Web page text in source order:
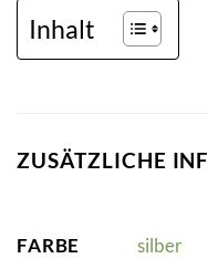
Inhalt
ZUSÄTZLICHE
FARBE silber